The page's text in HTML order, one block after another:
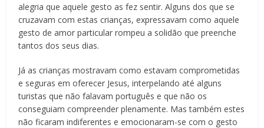
alegria que aquele gesto as fez sentir. Alguns dos que se
cruzavam com estas crianças, expressavam como aquele
gesto de amor particular rompeu a solidão que preenche
tantos dos seus dias.
Já as crianças mostravam como estavam comprometidas
e seguras em oferecer Jesus, interpelando até alguns
turistas que não falavam português e que não os
conseguiam compreender plenamente. Mas também estes
não ficaram indiferentes e emocionaram-se com o gesto